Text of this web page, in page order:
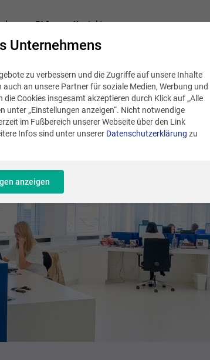
FAQ Kontakt
Unternehmens
zu verbessern und die Zugriffe auf unsere Inhalte
an unsere Partner für soziale Medien, Werbung und
Cookies insgesamt akzeptieren durch Klick auf „Alle
unter „Einstellungen anzeigen“. Nicht notwendige
im Fußbereich unserer Webseite über den Link
Infos sind unter unserer Datenschutzerklärung zu
anzeigen